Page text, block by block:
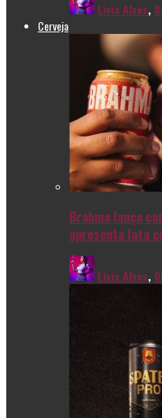
Livia Alves,
Cerveja
Brahma lança
apresenta lata
Livia Alves,